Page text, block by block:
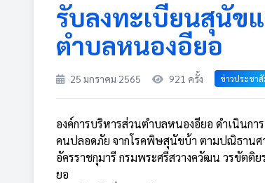
รับลงทะเบียนสุนัข
ตำบลหนองอียอ
25 มกราคม 2565 921 ครั้ง ข่าวประชา
องค์การบริหารส่วนตำบลหนองอียอ ดำเนินกา
คนปลอดภัย จากโรคพิษสุนัขบ้า ตามปณิธานศ
อัครราชกุมารี กรมพระศรีสวางควัฒน วรขัต
ยอ